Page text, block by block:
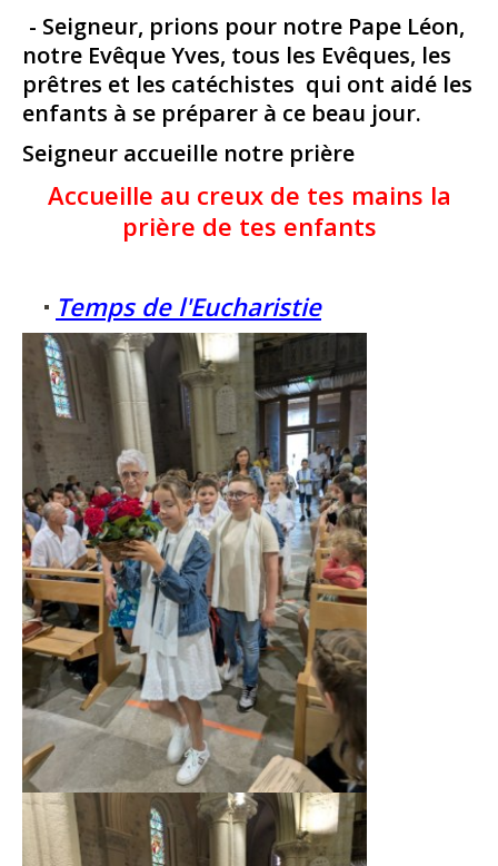
- Seigneur, prions pour notre Pape Léon,
notre Evêque Yves, tous les Evêques, les
prêtres et les catéchistes qui ont aidé les
enfants à se préparer à ce beau jour.
Seigneur accueille notre prière
Accueille au creux de tes mains la
prière de tes enfants
Temps de l'Eucharistie